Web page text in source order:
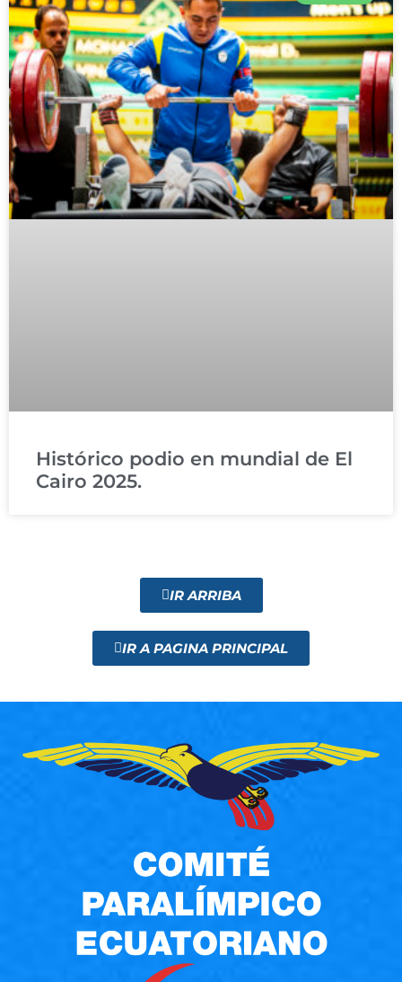
Histórico podio en mundial de El
Cairo 2025.
IR ARRIBA
IR A PAGINA PRINCIPAL